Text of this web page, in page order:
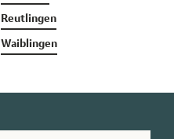
Reutlingen
Waiblingen